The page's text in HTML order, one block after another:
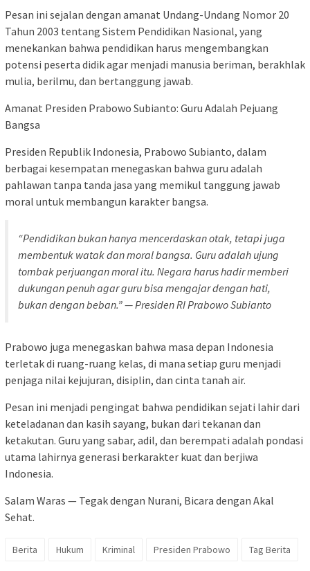
Pesan ini sejalan dengan amanat Undang-Undang Nomor 20
Tahun 2003 tentang Sistem Pendidikan Nasional, yang
menekankan bahwa pendidikan harus mengembangkan
potensi peserta didik agar menjadi manusia beriman, berakhlak
mulia, berilmu, dan bertanggung jawab.
Amanat Presiden Prabowo Subianto: Guru Adalah Pejuang
Bangsa
Presiden Republik Indonesia, Prabowo Subianto, dalam
berbagai kesempatan menegaskan bahwa guru adalah
pahlawan tanpa tanda jasa yang memikul tanggung jawab
moral untuk membangun karakter bangsa.
“Pendidikan bukan hanya mencerdaskan otak, tetapi juga
membentuk watak dan moral bangsa. Guru adalah ujung
tombak perjuangan moral itu. Negara harus hadir memberi
dukungan penuh agar guru bisa mengajar dengan hati,
bukan dengan beban.” — Presiden RI Prabowo Subianto
Prabowo juga menegaskan bahwa masa depan Indonesia
terletak di ruang-ruang kelas, di mana setiap guru menjadi
penjaga nilai kejujuran, disiplin, dan cinta tanah air.
Pesan ini menjadi pengingat bahwa pendidikan sejati lahir dari
keteladanan dan kasih sayang, bukan dari tekanan dan
ketakutan. Guru yang sabar, adil, dan berempati adalah pondasi
utama lahirnya generasi berkarakter kuat dan berjiwa
Indonesia.
Salam Waras — Tegak dengan Nurani, Bicara dengan Akal
Sehat.
Berita Hukum Kriminal Presiden Prabowo Tag Berita